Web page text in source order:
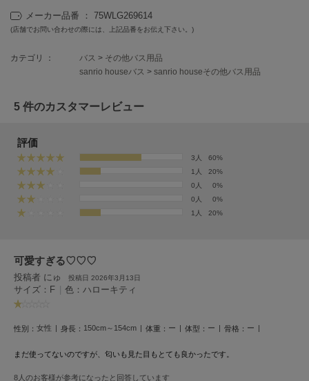
キーン
le
ル
ルコックスポルティフ
LeSportsac
メーカー品番 ： 75WLG269614
(店舗でお問い合わせの際には、上記品番をお伝え下さい。)
カテゴリ ： バス > その他バス用品
sanrio houseバス > sanrio houseその他バス用品
5 件のカスタマーレビュー
評価
3人
60%
1人
20%
0人
0%
0人
0%
1人
20%
可愛すぎる♡♡♡
投稿者 にゅ 投稿日 2026年3月13日
サイズ：F | 色：ハローキティ
性別： 女性 身長： 150cm～154cm 体重： ー 体型： ー 骨格： ー
まだ使ってないのですが、匂いも見た目もとても良かったです。
8人のお客様が参考になったと回答しています